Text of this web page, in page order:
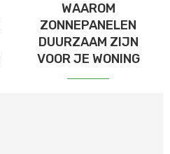
WAAROM
ZONNEPANELEN
DUURZAAM ZIJN
VOOR JE WONING